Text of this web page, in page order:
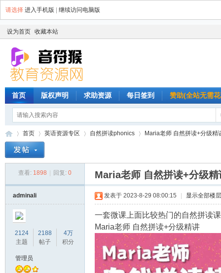
请选择 进入手机版 继续访问电脑版
设为首页 收藏本站
首页 版权声明 求助资源 每日签到 赞助(全站无需
首页
›
英语资源专区 自然拼读phonics Maria老师 自然拼读+分级精
查看: 1898 回复: 0 Maria老师 自然拼读+分级
adminali
2124
主题
2188
帖子
4万
积分
管理员
发表于 2023-8-29 08:00:15 显示全部楼层
一套微课上面比较热门的自然拼读
Maria老师 自然拼读+分级精讲